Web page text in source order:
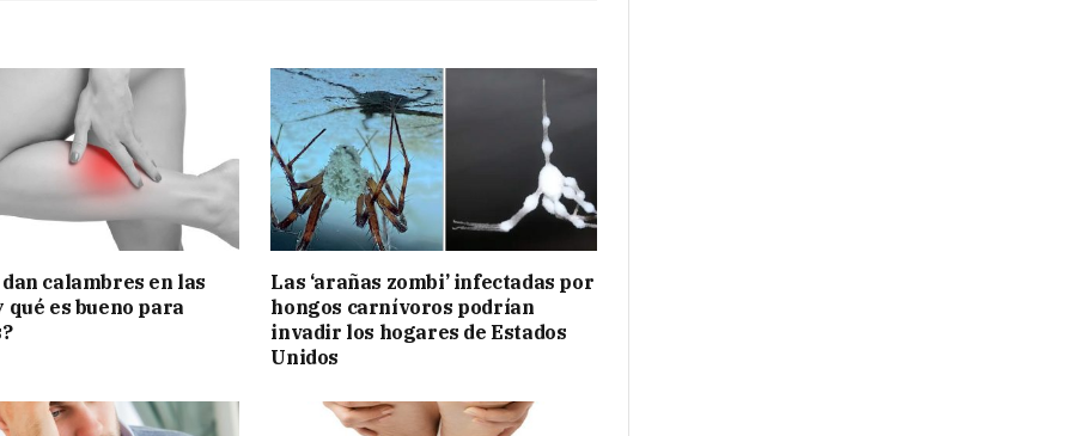
calambres en las
qué es bueno para
Las ‘arañas zombi’ infectadas por
hongos carnívoros podrían
invadir los hogares de Estados
Unidos